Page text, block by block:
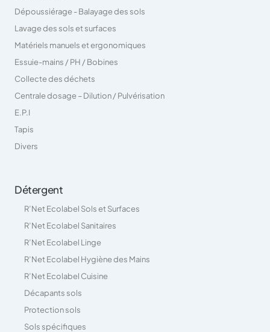
Dépoussiérage - Balayage des sols
Lavage des sols et surfaces
Matériels manuels et ergonomiques
Essuie-mains / PH / Bobines
Collecte des déchets
Centrale dosage – Dilution / Pulvérisation
E.P.I
Tapis
Divers
Détergent
R’Net Ecolabel Sols et Surfaces
R’Net Ecolabel Sanitaires
R’Net Ecolabel Linge
R’Net Ecolabel Hygiène des Mains
R’Net Ecolabel Cuisine
Décapants sols
Protection sols
Sols spécifiques